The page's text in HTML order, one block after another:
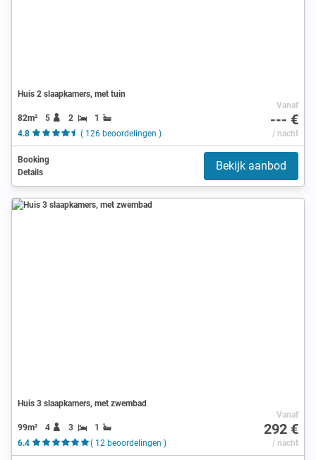
Huis 2 slaapkamers, met tuin
82m² 5 2
1
4.8
( 126 beoordelingen )
Vanaf
--- €
/ nacht
Booking
Details
Bekijk aanbod
Huis 3 slaapkamers, met zwembad
99m² 4 3
1
6.4
( 12 beoordelingen )
Vanaf
292 €
/ nacht